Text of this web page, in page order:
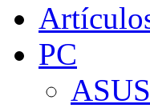
PC